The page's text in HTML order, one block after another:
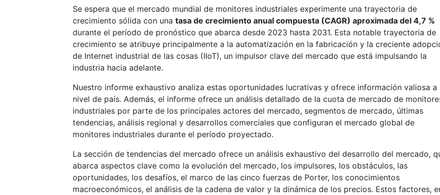
Se espera que el mercado mundial de monitores industriales experimente una trayectoria de
crecimiento sólida con una tasa de crecimiento anual compuesta (CAGR) aproximada del 4,7 %
durante el período de pronóstico que abarca desde 2023 hasta 2031. Esta notable trayectoria de
crecimiento se atribuye principalmente a la automatización en la fabricación y la creciente
de Internet industrial de las cosas (IIoT), un impulsor clave del mercado que está impulsando la
industria hacia adelante.
Nuestro informe exhaustivo analiza estas oportunidades lucrativas y ofrece información valiosa a
nivel de país. Además, el informe ofrece un análisis detallado de la cuota de mercado de
industriales por parte de los principales actores del mercado, segmentos de mercado, últimas
tendencias, análisis regional y desarrollos comerciales que configuran el mercado global de
monitores industriales durante el período proyectado.
La sección de tendencias del mercado ofrece un análisis exhaustivo del desarrollo del mercado,
abarca aspectos clave como la evolución del mercado, los impulsores, los obstáculos, las
oportunidades, los desafíos, el marco de las cinco fuerzas de Porter, los conocimientos
macroeconómicos, el análisis de la cadena de valor y la dinámica de los precios. Estos factores,